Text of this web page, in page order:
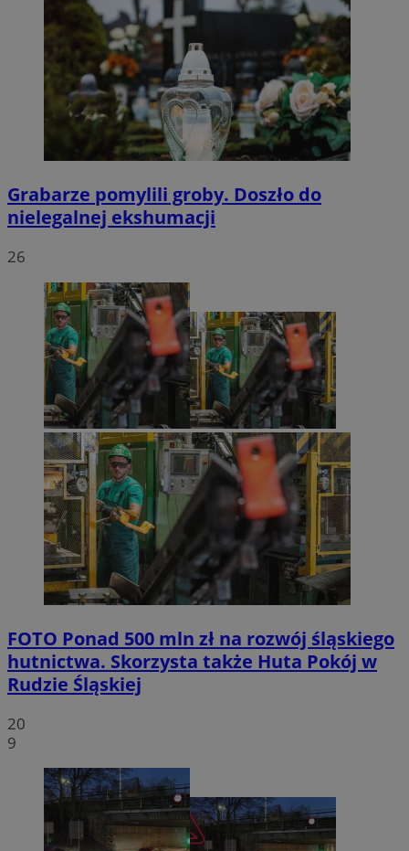
Grabarze pomylili groby. Doszło do
nielegalnej ekshumacji
26
FOTO Ponad 500 mln zł na rozwój śląskiego
hutnictwa. Skorzysta także Huta Pokój w
Rudzie Śląskiej
20
9